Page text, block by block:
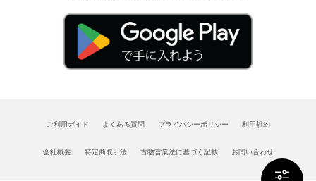
ご利用ガイド よくある質問 プライバシーポリシー 利用規約
会社概要 特定商取引法 古物営業法に基づく記載 お問い合わせ